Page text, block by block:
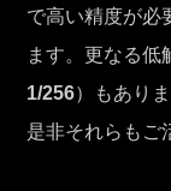
で高い精度が必
ます。更なる低
1/256）もあり
是非それらもご